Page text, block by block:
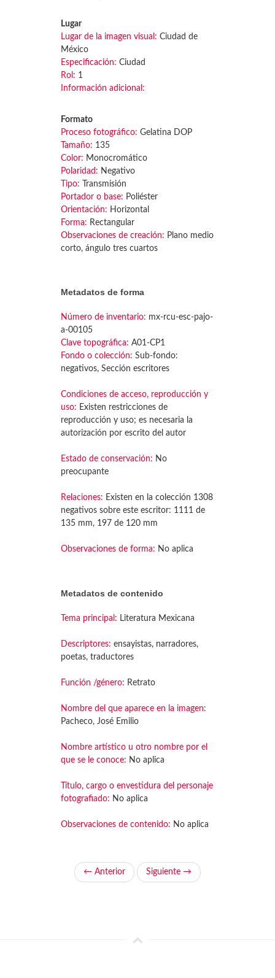
Lugar
Lugar de la imagen visual: Ciudad de
México
Especificación: Ciudad
Rol: 1
Información adicional:
Formato
Proceso fotográfico: Gelatina DOP
Tamaño: 135
Color: Monocromático
Polaridad: Negativo
Tipo: Transmisión
Portador o base: Poliéster
Orientación: Horizontal
Forma: Rectangular
Observaciones de creación: Plano medio
corto, ángulo tres cuartos
Metadatos de forma
Número de inventario: mx-rcu-esc-pajo-
a-00105
Clave topográfica: A01-CP1
Fondo o colección: Sub-fondo:
negativos, Sección escritores
Condiciones de acceso, reproducción y
uso: Existen restricciones de
reproducción y uso; es necesaria la
autorización por escrito del autor
Estado de conservación: No
preocupante
Relaciones: Existen en la colección 1308
negativos sobre este escritor: 1111 de
135 mm, 197 de 120 mm
Observaciones de forma: No aplica
Metadatos de contenido
Tema principal: Literatura Mexicana
Descriptores: ensayistas, narradores,
poetas, traductores
Función /género: Retrato
Nombre del que aparece en la imagen:
Pacheco, José Emilio
Nombre artístico u otro nombre por el
que se le conoce: No aplica
Título, cargo o envestidura del personaje
fotografiado: No aplica
Observaciones de contenido: No aplica
← Anterior Siguiente →